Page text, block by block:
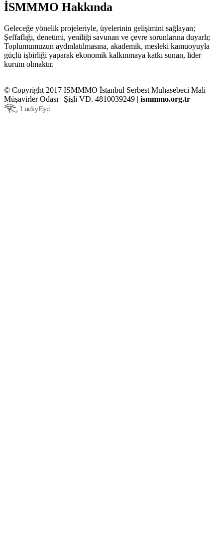
İSMMMO Hakkında
Geleceğe yönelik projeleriyle, üyelerinin gelişimini sağlayan;
Şeffaflığı, denetimi, yeniliği savunan ve çevre sorunlarına duyarlı;
Toplumumuzun aydınlatılmasına, akademik, mesleki kamuoyuyla
güçlü işbirliği yaparak ekonomik kalkınmaya katkı sunan, lider
kurum olmaktır.
© Copyright 2017 ISMMMO İstanbul Serbest Muhasebeci Mali
Müşavirler Odası | Şişli VD. 4810039249 | ismmmo.org.tr